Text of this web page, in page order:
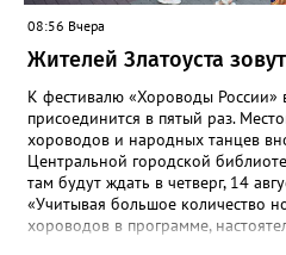
08:56 Вчера
Жителей Златоуста
К фестивалю «Хороводы России»
присоединится в пятый раз.
хороводов и народных танцев
Центральной городской
там будут ждать в четверг, 14
«Учитывая большое количество
хороводов в программе,